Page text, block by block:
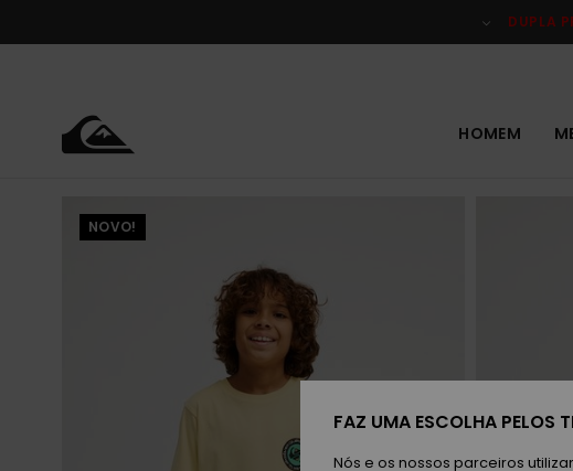
do
DUPLA
HOMEM
NOVO!
FAZ UMA ESCOLHA PELOS
Nós e os nossos parceiros